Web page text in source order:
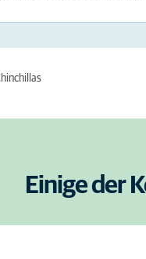
Einige der